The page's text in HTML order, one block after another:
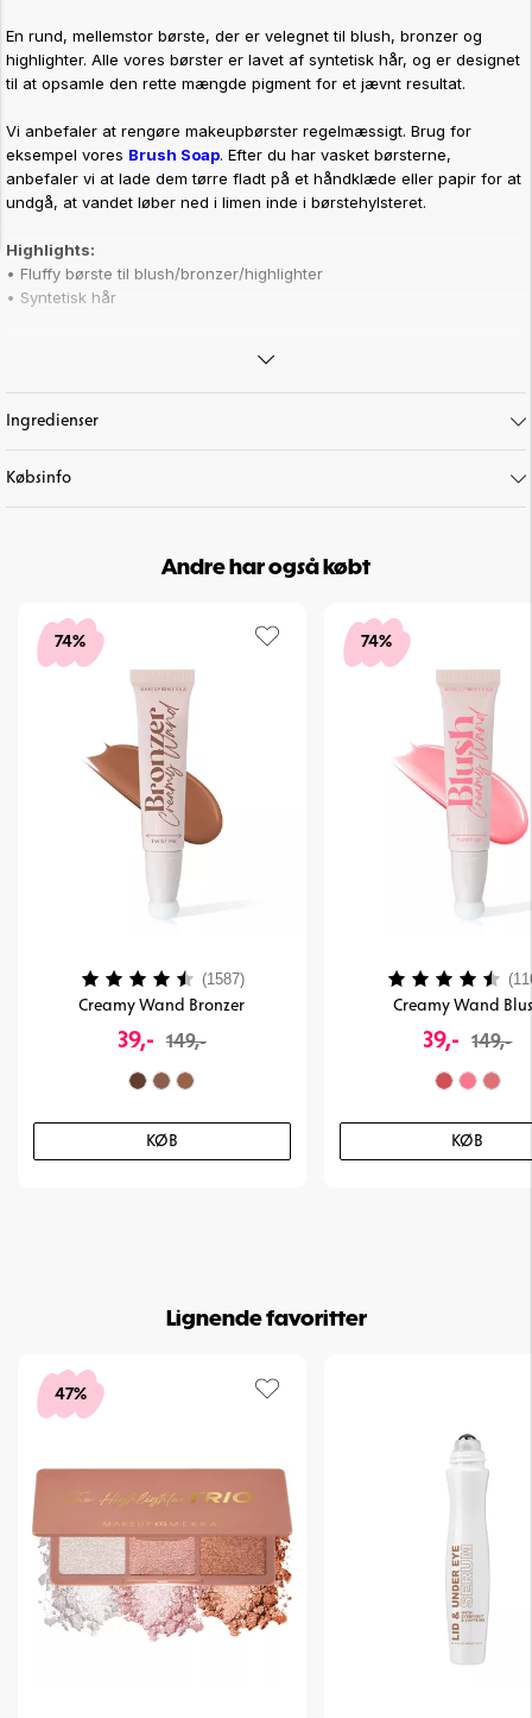
En rund, mellemstor børste, der er velegnet til blush, bronzer og
highlighter. Alle vores børster er lavet af syntetisk hår, og er designet
til at opsamle den rette mængde pigment for et jævnt resultat.
Vi anbefaler at rengøre makeupbørster regelmæssigt. Brug for
eksempel vores Brush Soap. Efter du har vasket børsterne,
anbefaler vi at lade dem tørre fladt på et håndklæde eller papir for at
undgå, at vandet løber ned i limen inde i børstehylsteret.
Highlights:
• Fluffy børste til blush/bronzer/highlighter
• Syntetisk hår
Art. nr:20-3-306
Ingredienser
Købsinfo
Andre har også købt
74%
Creamy Wand Bronzer
39,- 149,-
KØB
Vurdering: (1587) 4.1 ud af 5 stjerner
74%
Creamy Wand
39,- 149,-
KØB
Vurdering:
Lignende favoritter
47%